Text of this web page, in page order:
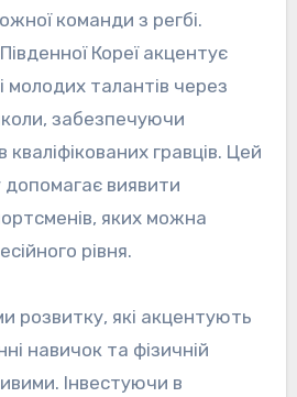
команди з регбі.
Кореї акцентує
молодих талантів через
забезпечуючи
гравців. Цей
допомагає виявити
яких можна
рівня.
розвитку, які акцентують
навичок та фізичній
Інвестуючи в